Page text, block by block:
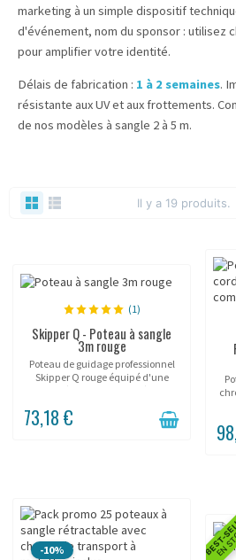
marketing à un simple dispositif
d'événement, nom du sponsor : utilisez
pour amplifier votre identité.
Délais de fabrication : 1 à 2 semaines.
résistante aux UV et aux frottements.
de nos modèles à sangle 2 à 5 m.
Il y a 19 produits.
(1)
Skipper Q - Poteau à sangle
3m rouge
Poteau de guidage professionnel
Skipper Q rouge équipé d'une
sangle rétractable de 3 mètres et
cm, sangle 50 mm auto-freinée.
73,18 €
-10% BEST-
EN